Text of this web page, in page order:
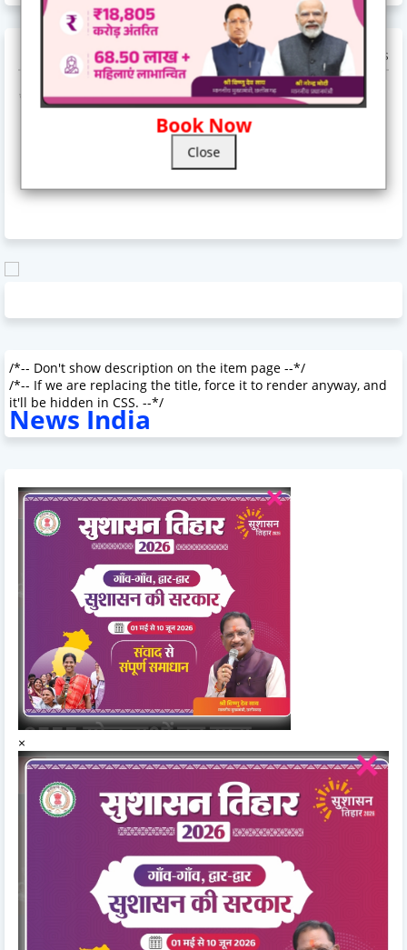
POST A COMMENT 0 Comments
* Please Don't Spam Here. All the Comments are Reviewed by Admin.
/*-- Don't show description on the item page --*/
/*-- If we are replacing the title, force it to render anyway, and
it'll be hidden in CSS. --*/
News India
×
Book Now
Close